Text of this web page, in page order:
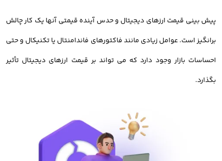
خرید ارز دیجیتال از صرافی اوکی اکسچنج
قبل از بررسیآموزش خرید ارز دیجیتالباید بدانیم، معامله رمز ارزها و
فروش و خرید ارزهای دیجیتال در صرافی اوکی اکسچنج دارای مزیت های
بسیاری در میان صرافی های ایرانی است.
خرید رمز ارز از اوکی اکسچنج، امن ترین روش معامله ارزدیجیتال در ایران
پیش بینی قیمت ارزهای دیجیتال و حدس آینده قیمتی آنها یک کار چالش
برانگیز است. عوامل زیادی مانند فاکتورهای فاندامنتال یا تکنیکال و حتی
احساسات بازار وجود دارد که می تواند بر قیمت ارزهای دیجیتال تأثیر
بگذارد.